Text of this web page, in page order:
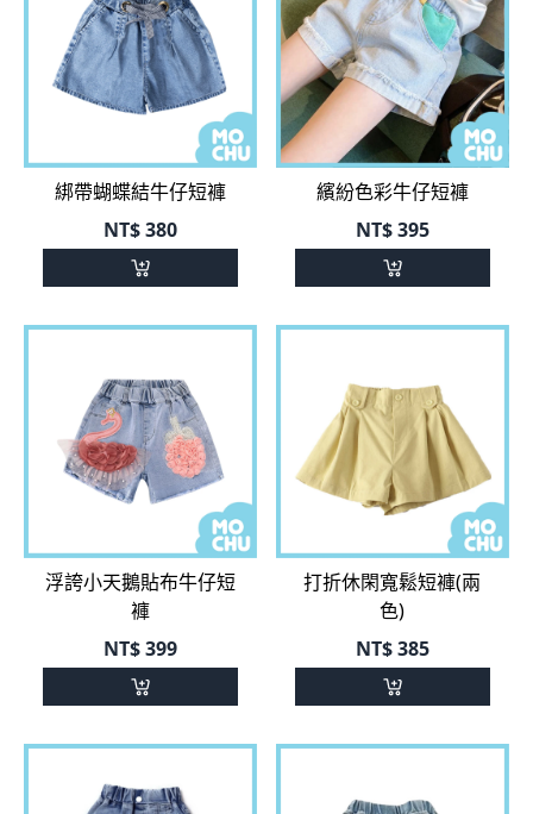
綁帶蝴蝶結牛仔短褲
NT$380
繽紛色彩牛仔短褲
NT$395
浮誇小天鵝貼布牛仔短
褲
NT$399
打折休閑寬鬆短褲(兩
色)
NT$385